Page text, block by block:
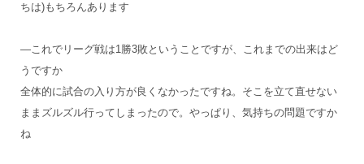
ちは)もちろんあります
―これでリーグ戦は1勝3敗ということですが、これまでの出来はど
うですか
全体的に試合の入り方が良くなかったですね。そこを立て直せない
ままズルズル行ってしまったので。やっぱり、気持ちの問題ですか
ね